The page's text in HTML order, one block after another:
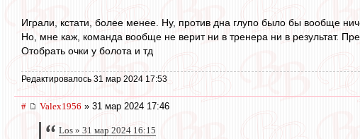
Играли, кстати, более менее. Ну, против дна глупо было бы вообще
Но, мне каж, команда вообще не верит ни в тренера ни в результат.
Отобрать очки у болота и тд
Редактировалось 31 мар 2024 17:53
# Valex1956 » 31 мар 2024 17:46
Los » 31 мар 2024 16:15